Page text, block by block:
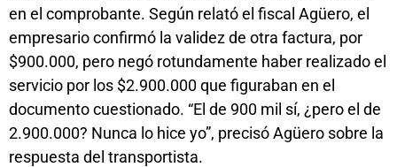
en el comprobante. Según relató el fiscal Agüero, el
empresario confirmó la validez de otra factura, por
$900.000, pero negó rotundamente haber realizado el
servicio por los $2.900.000 que figuraban en el
documento cuestionado. “El de 900 mil sí, ¿pero el de
2.900.000? Nunca lo hice yo”, precisó Agüero sobre la
respuesta del transportista.